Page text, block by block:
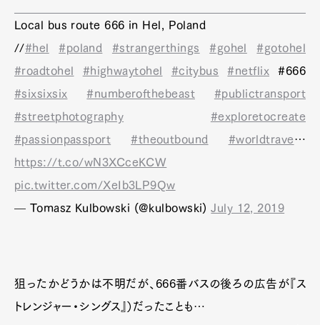
Local bus route 666 in Hel, Poland
//#hel #poland #strangerthings #gohel
#gotohel
#roadtohel
#highwaytohel #citybus #netflix #666
#sixsixsix
#numberofthebeast
#publictransport
#streetphotography
#exploretocreate
#passionpassport
#theoutbound #worldtrave…
https://t.co/wN3XCceKCW
pic.twitter.com/XeIb3LP9Qw
— Tomasz Kulbowski (@kulbowski)July 12, 2019
狙ったかどうかは不明だが、666番バスの後ろの広告が『ス
トレンジャー・シングス』）だったことも…